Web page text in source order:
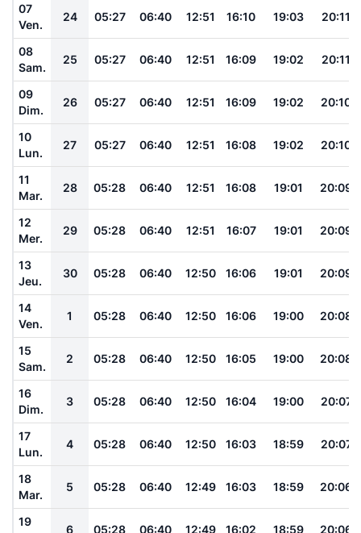
07
Ven.
24 05:27 06:40 12:51 16:10 19:03 20:11
08
Sam.
25 05:27 06:40 12:51 16:09 19:02 20:11
09
Dim.
26 05:27 06:40 12:51 16:09 19:02 20:10
10
Lun.
27 05:27 06:40 12:51 16:08 19:02 20:10
11
Mar.
28 05:28 06:40 12:51 16:08 19:01 20:09
12
Mer.
29 05:28 06:40 12:51 16:07 19:01 20:09
13
Jeu.
30 05:28 06:40 12:50 16:06 19:01 20:09
14
Ven.
1 05:28 06:40 12:50 16:06 19:00 20:08
15
Sam.
2 05:28 06:40 12:50 16:05 19:00 20:08
16
Dim.
3 05:28 06:40 12:50 16:04 19:00 20:07
17
Lun.
4 05:28 06:40 12:50 16:03 18:59 20:07
18
Mar.
5 05:28 06:40 12:49 16:03 18:59 20:06
19
6 05:28 06:40 12:49 16:02 18:59 20:06